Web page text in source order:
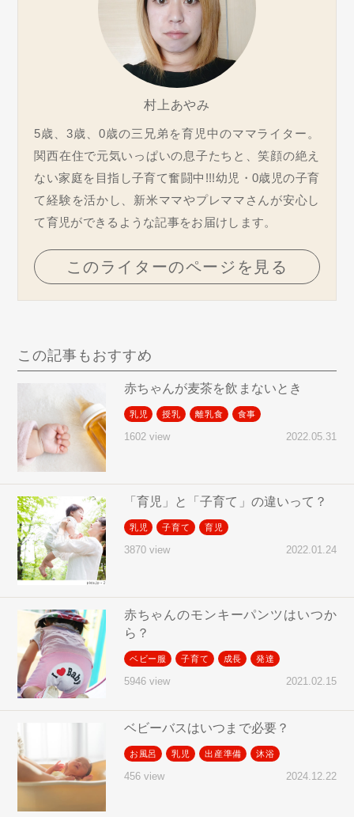
村上あやみ
5歳、3歳、0歳の三兄弟を育児中のママライター。
関西在住で元気いっぱいの息子たちと、笑顔の絶え
ない家庭を目指し子育て奮闘中!!!幼児・0歳児の子育
て経験を活かし、新米ママやプレママさんが安心し
て育児ができるような記事をお届けします。
このライターのページを見る
この記事もおすすめ
赤ちゃんが麦茶を飲まないとき
乳児 授乳 離乳食 食事
1602 view 2022.05.31
「育児」と「子育て」の違いって？
乳児 子育て 育児
3870 view 2022.01.24
赤ちゃんのモンキーパンツはいつか
ら？
ベビー服 子育て 成長 発達
5946 view 2021.02.15
ベビーバスはいつまで必要？
お風呂 乳児 出産準備 沐浴
456 view 2024.12.22